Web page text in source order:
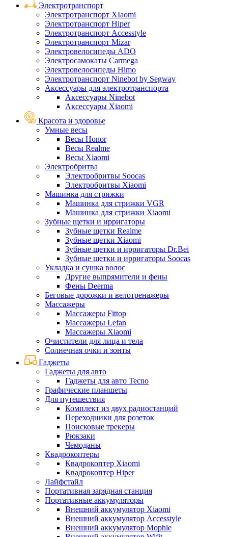
Электротранспорт
Электротранспорт XIaomi
Электротранспорт Hiper
Электротранспорт Accesstyle
Электротранспорт Mizar
Электровелосипеды ADO
Электросамокаты Carmega
Электровелосипеды Himo
Электротранспорт Ninebot by Segway
Аксессуары для электротранспорта
Аксессуары Ninebot
Аксессуары Xiaomi
Красота и здоровье
Умные весы
Весы Honor
Весы Realme
Весы Xiaomi
Электробритва
Электробритвы Soocas
Электробритвы Xiaomi
Машинка для стрижки
Машинка для стрижки VGR
Машинка для стрижки Xiaomi
Зубные щетки и ирригаторы
Зубные щетки Realme
Зубные щетки Xiaomi
Зубные щетки и ирригаторы Dr.Bei
Зубные щетки и ирригаторы Soocas
Укладка и сушка волос
Другие выпрямители и фены
Фены Deerma
Беговые дорожки и велотренажеры
Массажеры
Массажеры Fittop
Массажеры Lefan
Массажеры Xiaomi
Очистители для лица и тела
Солнечная очки и зонты
Гаджеты
Гаджеты для авто
Гаджеты для авто Tecno
Графические планшеты
Для путешествия
Комплект из двух радиостанций
Переходники для розеток
Поисковые трекеры
Рюкзаки
Чемоданы
Квадрокоптеры
Квадрокоптер Xiaomi
Квадрокоптер Hiper
Лайфстайл
Портативная зарядная станция
Портативные аккумуляторы
Внешний аккумулятор Xiaomi
Внешний аккумулятор Accesstyle
Внешний аккумулятор Mophie